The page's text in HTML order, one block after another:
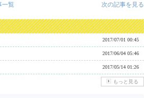
一覧 次の記事を見る
2017/07/01 00:45
2017/06/04 05:46
2017/05/14 01:26
もっと見る